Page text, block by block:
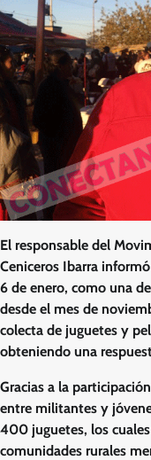
El responsable del
Ceniceros Ibarra
6 de enero, como una
desde el mes de
colecta de juguetes y
obteniendo una
Gracias a la
entre militantes y
400 juguetes, los
comunidades rurales